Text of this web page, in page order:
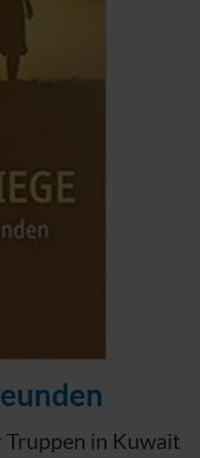
Truppen in Kuwait